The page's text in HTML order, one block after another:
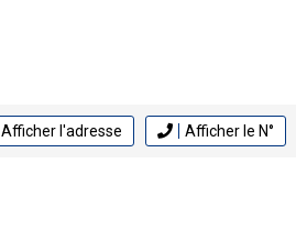
Afficher l'adresse Afficher le N°